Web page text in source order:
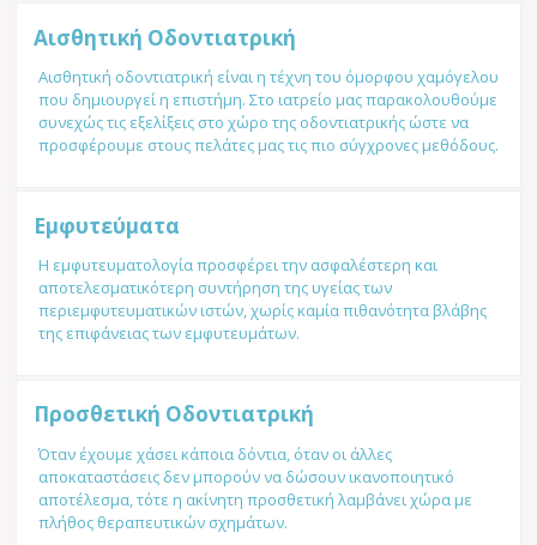
Αισθητική Οδοντιατρική
Αισθητική οδοντιατρική είναι η τέχνη του όμορφου χαμόγελου
που δημιουργεί η επιστήμη. Στο ιατρείο μας παρακολουθούμε
συνεχώς τις εξελίξεις στο χώρο της οδοντιατρικής ώστε να
προσφέρουμε στους πελάτες μας τις πιο σύγχρονες μεθόδους.
Εμφυτεύματα
Η εμφυτευματολογία προσφέρει την ασφαλέστερη και
αποτελεσματικότερη συντήρηση της υγείας των
περιεμφυτευματικών ιστών, χωρίς καμία πιθανότητα βλάβης
της επιφάνειας των εμφυτευμάτων.
Προσθετική Οδοντιατρική
Όταν έχουμε χάσει κάποια δόντια, όταν οι άλλες
αποκαταστάσεις δεν μπορούν να δώσουν ικανοποιητικό
αποτέλεσμα, τότε η ακίνητη προσθετική λαμβάνει χώρα με
πλήθος θεραπευτικών σχημάτων.